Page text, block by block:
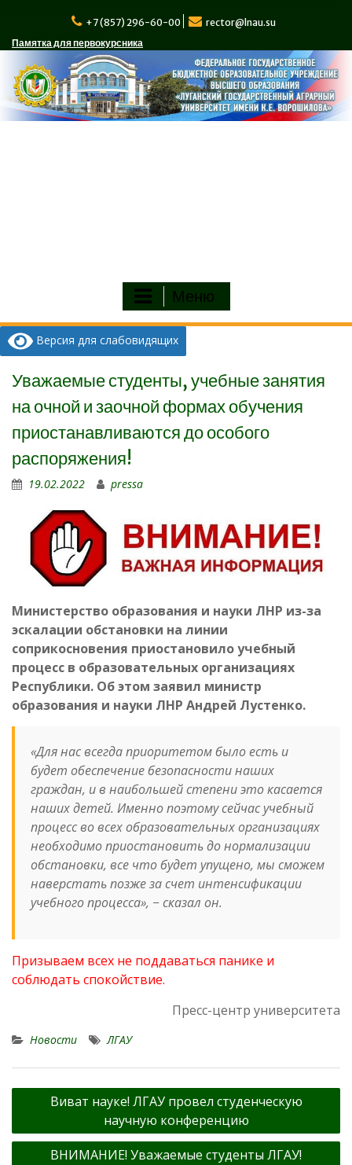
содержимому
+7 (857) 296-60-00
rector@lnau.su
Памятка для первокурсника
Меню
Версия для слабовидящих
Уважаемые студенты, учебные занятия
на очной и заочной формах обучения
приостанавливаются до особого
распоряжения!
19.02.2022 pressa
Министерство образования и науки ЛНР из-за
эскалации обстановки на линии
соприкосновения приостановило учебный
процесс в образовательных организациях
Республики. Об этом заявил министр
образования и науки ЛНР Андрей Лустенко.
«Для нас всегда приоритетом было есть и
будет обеспечение безопасности наших
граждан, и в наибольшей степени это касается
наших детей. Именно поэтому сейчас учебный
процесс во всех образовательных организациях
необходимо приостановить до нормализации
обстановки, все что будет упущено, мы сможем
наверстать позже за счет интенсификации
учебного процесса», − сказал он.
Призываем всех не поддаваться панике и
соблюдать спокойствие.
Пресс-центр университета
Новости ЛГАУ
Навигация
записям
Виват науке! ЛГАУ провел студенческую
научную конференцию
ВНИМАНИЕ! Уважаемые студенты ЛГАУ!